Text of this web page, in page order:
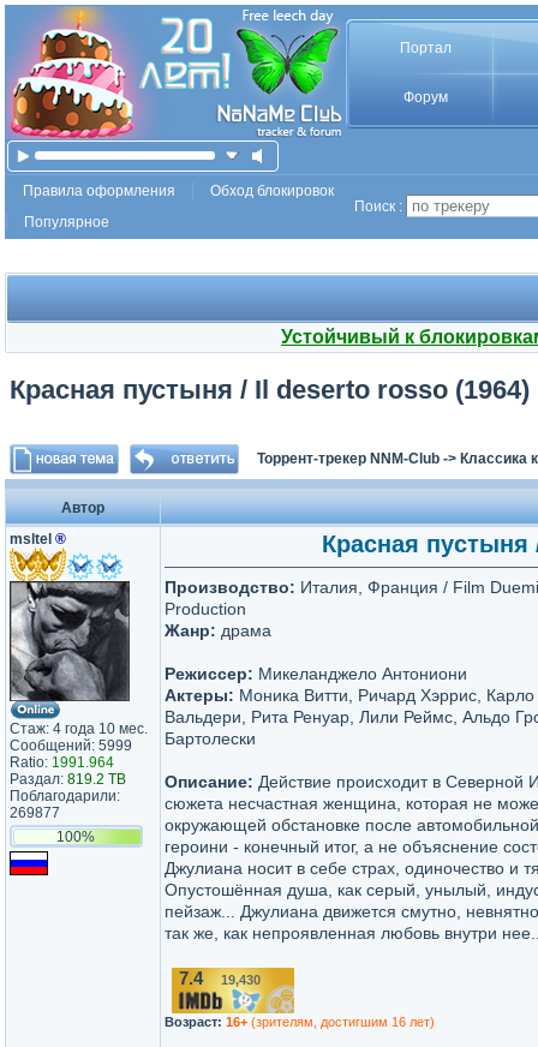
Портал
Форум
Правила оформления
Обход блокировок
Популярное
Поиск :
Устойчивый к
Красная пустыня / Il deserto rosso
Торрент-трекер NNM-Club -> Классика
Автор
msltel ®
Стаж: 4 года 10 мес.
Сообщений: 5999
Ratio: 1991.964
Раздал: 819.2 TB
Поблагодарили:
269877
100%
Красная пустыня
Производство: Италия, Франция / Film
Production
Жанр: драма
Режиссер: Микеланджело Антониони
Актеры: Моника Витти, Ричард Хэррис, Карло
Вальдери, Рита Ренуар, Лили Реймс, Альдо
Бартолески
Описание: Действие происходит в Северной
сюжета несчастная женщина, которая не
окружающей обстановке после
героини - конечный итог, а не объяснение
Джулиана носит в себе страх, одиночество и
Опустошённая душа, как серый, унылый,
пейзаж... Джулиана движется смутно,
так же, как непроявленная любовь внутри
7.4/10 19,430
Возраст: 16+ (зрителям, достигшим 16 лет)